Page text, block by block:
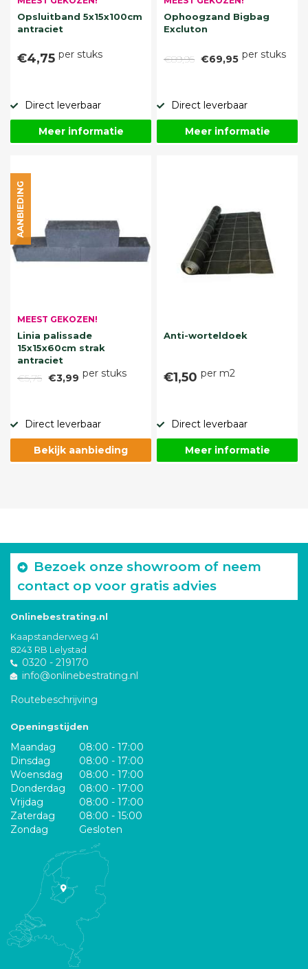
Opsluitband 5x15x100cm
antraciet
€4,75 per stuks
Direct leverbaar
Meer informatie
Ophoogzand Bigbag
Excluton
€89,95 €69,95 per stuks
Direct leverbaar
Meer informatie
MEEST GEKOZEN!
Linia palissade
15x15x60cm strak
antraciet
€5,75 €3,99 per stuks
AANBIEDING
Direct leverbaar
Bekijk aanbieding
Anti-worteldoek
€1,50 per m2
Direct leverbaar
Meer informatie
Bezoek onze showroom of neem
contact op voor gratis advies
Onlinebestrating.nl
Kaapstanderweg 41
8243 RB Lelystad
0320 - 219170
info@onlinebestrating.nl
Routebeschrijving
Openingstijden
Maandag
08:00 - 17:00
Dinsdag
08:00 - 17:00
Woensdag
08:00 - 17:00
Donderdag
08:00 - 17:00
Vrijdag
08:00 - 17:00
Zaterdag
08:00 - 15:00
Zondag
Gesloten